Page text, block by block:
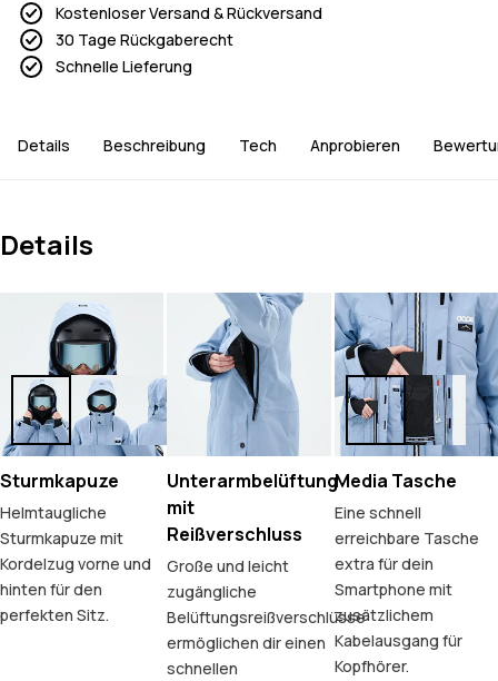
Kostenloser Versand & Rückversand
30 Tage Rückgaberecht
Schnelle Lieferung
Details Beschreibung Tech Anprobieren
Details
Sturmkapuze
Helmtaugliche
Sturmkapuze mit
Kordelzug vorne und
hinten für den
perfekten Sitz.
Unterarmbelüftung
mit
Reißverschluss
Große und leicht
zugängliche
Belüftungsreißverschlüsse
ermöglichen dir einen
schnellen
Media Tasche
Eine schnell
erreichbare Tasche
extra für dein
Smartphone mit
zusätzlichem
Kabelausgang für
Kopfhörer.